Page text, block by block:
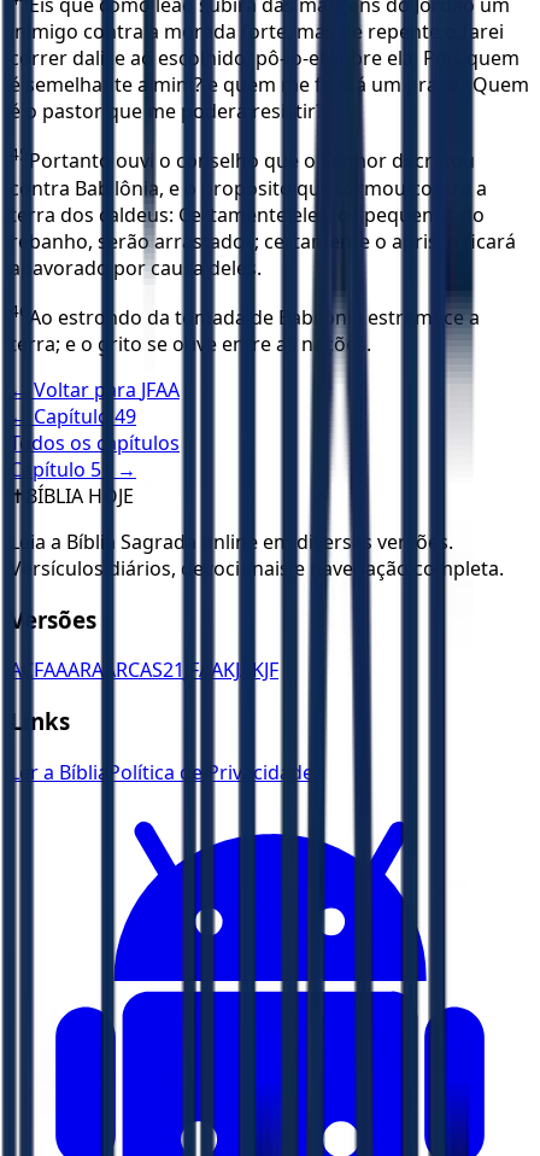
inimigo contra a morada forte, mas de repente o farei
correr dali; e ao escolhido, pô-lo-ei sobre ela. Pois quem
é semelhante a mim? e quem me fixará um prazo? Quem
é o pastor que me poderá resistir?
45 Portanto ouvi o conselho que o Senhor decretou
contra Babilônia, e o propósito que formou contra a
terra dos caldeus: Certamente eles, os pequenos do
rebanho, serão arrastados; certamente o aprisco ficará
apavorado por causa deles.
46 Ao estrondo da tomada de Babilônia estremece a
terra; e o grito se ouve entre as nações.
← Voltar para JFAA
← Capítulo 49
Todos os capítulos
Capítulo 51
→
✝️ BÍBLIA HOJE
Leia a Bíblia Sagrada online em diversas versões.
Versículos diários, devocionais e navegação completa.
Versões
ACFAAARA ARCAS21 JFAAKJA KJF
Links
Ler a Bíblia Política de Privacidade